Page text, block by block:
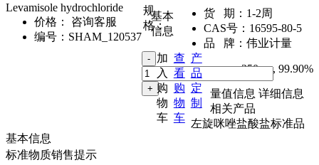
Levamisole hydrochloride
价格：
咨询客服
编号： SHAM_120537
货 期： 1-2周
CAS号： 16595-80-5
品 牌： 伟业计量
规
格：
250mg, 99.90%
加
入
购
物
车
查
看
购
物
车
产
品
定
制
基本
信息
量值信息 详细信息
相关产品
左旋咪唑盐酸盐标准品
基本信息
标准物质销售提示